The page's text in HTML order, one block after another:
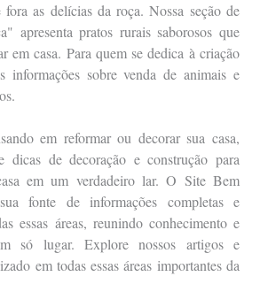
as delícias da roça. Nossa seção de
apresenta pratos rurais saborosos que
em casa. Para quem se dedica à criação
informações sobre venda de animais e
em reformar ou decorar sua casa,
dicas de decoração e construção para
em um verdadeiro lar. O Site Bem
fonte de informações completas e
essas áreas, reunindo conhecimento e
só lugar. Explore nossos artigos e
em todas essas áreas importantes da